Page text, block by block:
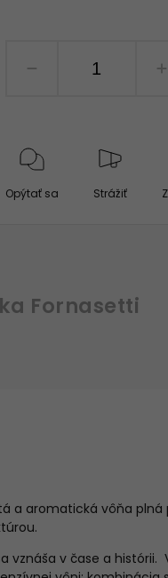
Opýtať sa Strážiť
Fornasetti
a aromatická vôňa plná
vznáša v čase a histórii.